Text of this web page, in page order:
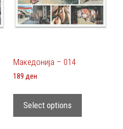
Македонија – 014
189 ден
Select options